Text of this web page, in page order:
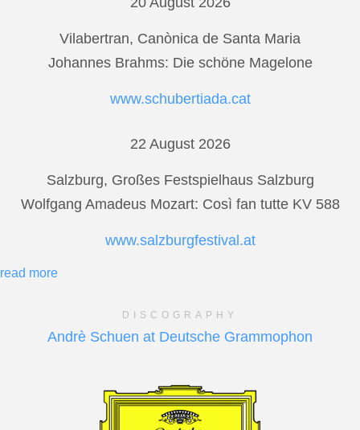
Vilabertran, Canònica de Santa Maria
Johannes Brahms: Die schöne Magelone
www.schubertiada.cat
22 August 2026
Salzburg, Großes Festspielhaus Salzburg
Wolfgang Amadeus Mozart: Così fan tutte KV 588
www.salzburgfestival.at
read more
DISCOGRAPHY
Andrè Schuen at Deutsche Grammophon